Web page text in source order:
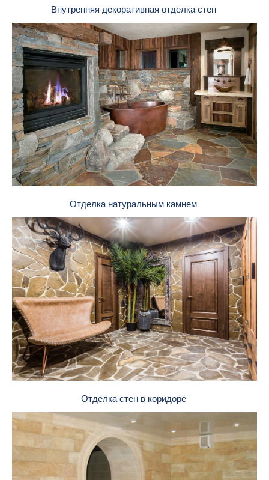
Внутренняя декоративная отделка стен
Отделка натуральным камнем
Отделка стен в коридоре